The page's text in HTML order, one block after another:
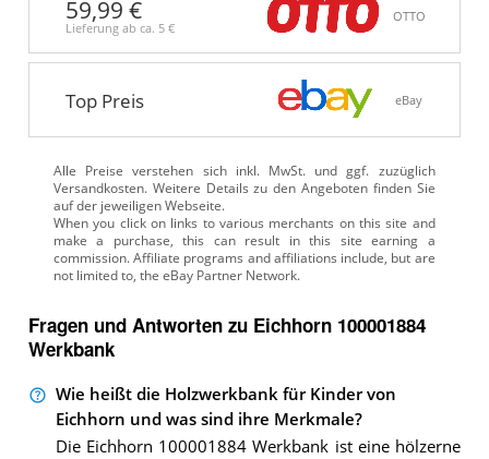
59,99 €
Lieferung ab ca. 5 €
OTTO
Top Preis eBay
Alle Preise verstehen sich inkl. MwSt. und ggf. zuzüglich
Versandkosten. Weitere Details zu den Angeboten finden Sie
auf der jeweiligen Webseite.
Fragen und Antworten zu Eichhorn 100001884
Werkbank
Wie heißt die Holzwerkbank für Kinder von
Eichhorn und was sind ihre Merkmale?
Die Eichhorn 100001884 Werkbank ist eine hölzerne